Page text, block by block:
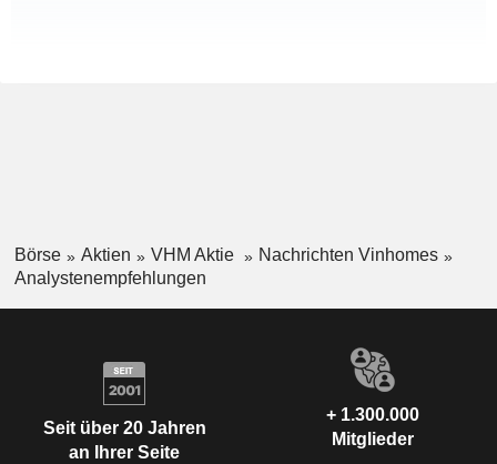
Börse Aktien VHM Aktie
Nachrichten Vinhomes
Analystenempfehlungen
Seit über 20 Jahren
an Ihrer Seite
+ 1.300.000
Mitglieder